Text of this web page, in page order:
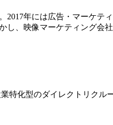
年には広告・マーケテ
し、映像マーケティング会
特化型のダイレクトリクル